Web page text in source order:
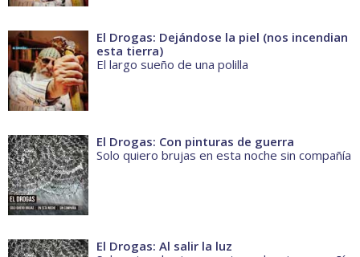
El Drogas: Dejándose la piel (nos incendian
esta tierra)
El largo sueño de una polilla
El Drogas: Con pinturas de guerra
Solo quiero brujas en esta noche sin compañía
El Drogas: Al salir la luz